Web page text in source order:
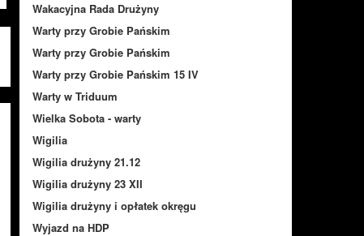
Wakacyjna Rada Drużyny
Warty przy Grobie Pańskim
Warty przy Grobie Pańskim
Warty przy Grobie Pańskim 15 IV
Warty w Triduum
Wielka Sobota - warty
Wigilia
Wigilia drużyny 21.12
Wigilia drużyny 23 XII
Wigilia drużyny i opłatek okręgu
Wyjazd na HDP